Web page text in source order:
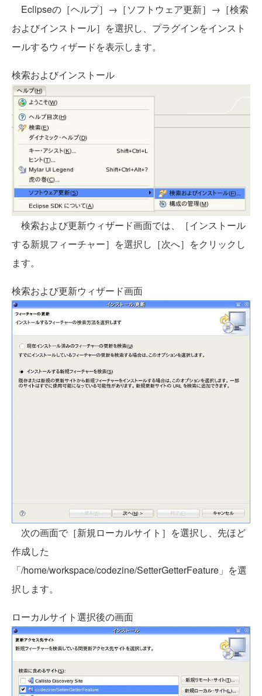
Eclipseの［ヘルプ］→［ソフトウェア更新］→［検索
およびインストール］を選択し、プラグインをインスト
ールするウィザードを表示します。
検索およびインストール
検索および更新ウィザード画面では、［インストール
する新規フィーチャー］を選択し［次へ］をクリックし
ます。
検索および更新ウィザード画面
次の画面で［新規ローカルサイト］を選択し、先ほど
作成した
「/home/workspace/codezine/SetterGetterFeature」を選
択します。
ローカルサイト選択後の画面